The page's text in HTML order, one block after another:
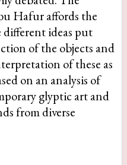
Hafur affords the
ideas put
of the objects and
of these as
on an analysis of
glyptic art and
from diverse